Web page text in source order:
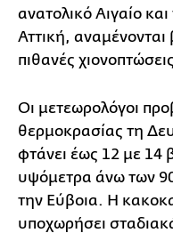
ανατολικό Αιγαίο
Αττική,
πιθανές
Οι μετεωρολόγοι
θερμοκρασίας τη
φτάνει έως 12 με 14
υψόμετρα άνω των
την Εύβοια. Η
υποχωρήσει